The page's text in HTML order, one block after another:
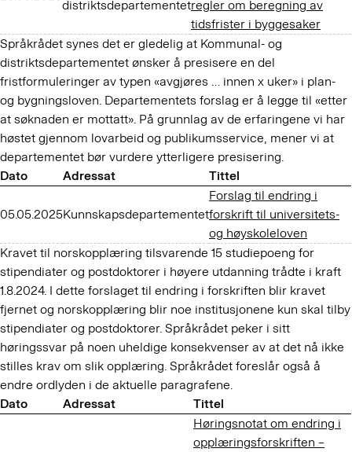
distriktsdepartementetregler om beregning av
tidsfrister i byggesaker
Språkrådet synes det er gledelig at Kommunal- og
distriktsdepartementet ønsker å presisere en del
fristformuleringer av typen «avgjøres … innen x uker» i plan-
og bygningsloven. Departementets forslag er å legge til «etter
at søknaden er mottatt». På grunnlag av de erfaringene vi har
høstet gjennom lovarbeid og publikumsservice, mener vi at
departementet bør vurdere ytterligere presisering.
Dato
Adressat Tittel
05.05.2025Kunnskapsdepartementet
Forslag til endring i
forskrift til universitets-
og høyskoleloven
Kravet til norskopplæring tilsvarende 15 studiepoeng for
stipendiater og postdoktorer i høyere utdanning trådte i kraft
1.8.2024. I dette forslaget til endring i forskriften blir kravet
fjernet og norskopplæring blir noe institusjonene kun skal tilby
stipendiater og postdoktorer. Språkrådet peker i sitt
høringssvar på noen uheldige konsekvenser av at det nå ikke
stilles krav om slik opplæring. Språkrådet foreslår også å
endre ordlyden i de aktuelle paragrafene.
Dato
Adressat Tittel
Høringsnotat om endring i
opplæringsforskriften –